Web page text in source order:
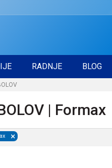
RADNJE BLOG
| Formax